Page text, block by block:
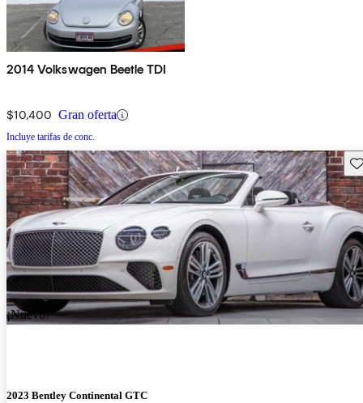
2014 Volkswagen Beetle TDI
$10,400 Gran oferta
Incluye tarifas de conc.
¡Nuevo!
2023 Bentley Continental GTC